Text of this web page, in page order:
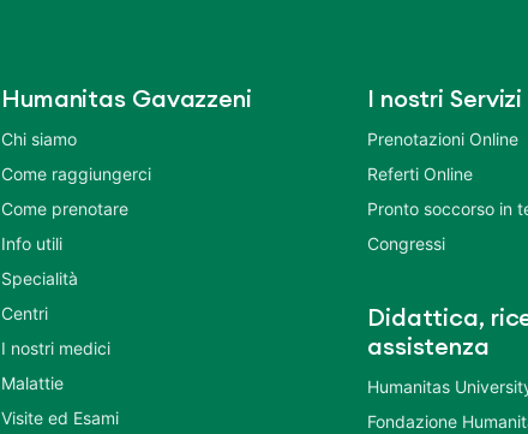
Humanitas Gavazzeni
Chi siamo
Come raggiungerci
Come prenotare
Info utili
Specialità
Centri
I nostri medici
Malattie
Visite ed Esami
I nostri Servizi
Prenotazioni Online
Referti Online
Pronto soccorso in
Congressi
Didattica,
assistenza
Humanitas
Fondazione